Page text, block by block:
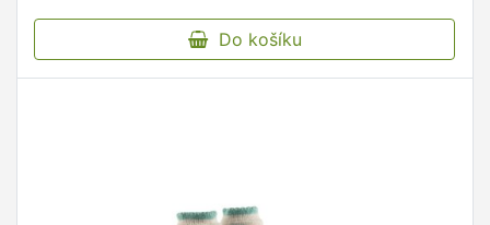
Do košíku